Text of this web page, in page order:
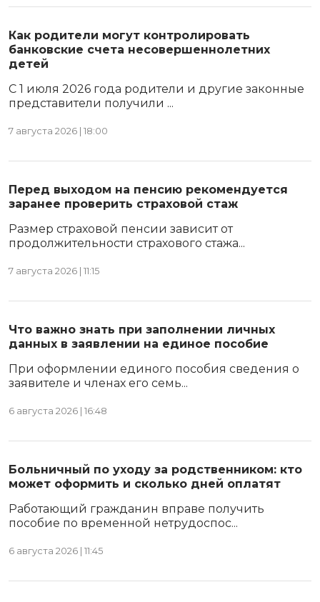
Как родители могут контролировать
банковские счета несовершеннолетних
детей
С 1 июля 2026 года родители и другие законные
представители получили ...
7 августа 2026 | 18:00
Перед выходом на пенсию рекомендуется
заранее проверить страховой стаж
Размер страховой пенсии зависит от
продолжительности страхового стажа...
7 августа 2026 | 11:15
Что важно знать при заполнении личных
данных в заявлении на единое пособие
При оформлении единого пособия сведения о
заявителе и членах его семь...
6 августа 2026 | 16:48
Больничный по уходу за родственником: кто
может оформить и сколько дней оплатят
Работающий гражданин вправе получить
пособие по временной нетрудоспос...
6 августа 2026 | 11:45